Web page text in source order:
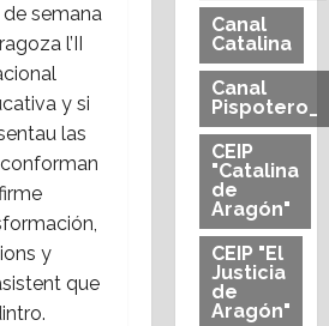
semana
l’II
y si
las
y
que
Canal
Catalina
Canal
Pispotero_
CEIP
"Catalina
de
Aragón"
CEIP "El
Justicia
de
Aragón"